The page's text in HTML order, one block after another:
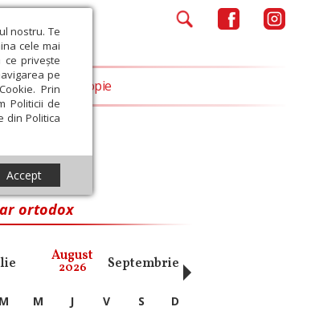
nostru. Te
cele mai
ce privește
pe
Prin
Politicii de
din Politica
Accept
Filantropie
ortodox
August
2026 Septembrie Octombrie
M M J V S
D